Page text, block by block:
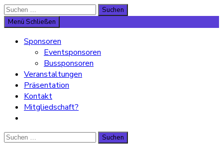
Suche
nach:
Suchen
Menü Schließen
Sponsoren
Eventsponsoren
Bussponsoren
Veranstaltungen
Präsentation
Kontakt
Mitgliedschaft?
Suche
Suchen